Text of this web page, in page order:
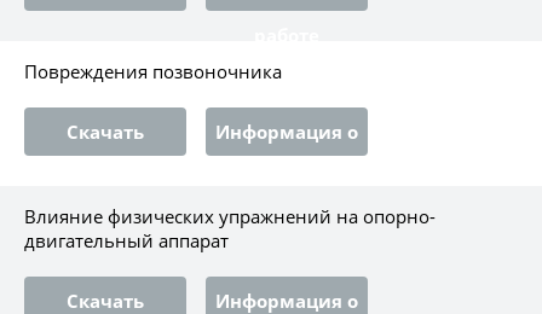
Повреждения позвоночника
Скачать
Информация о
Влияние физических упражнений на опорно-
двигательный аппарат
Скачать
Информация о